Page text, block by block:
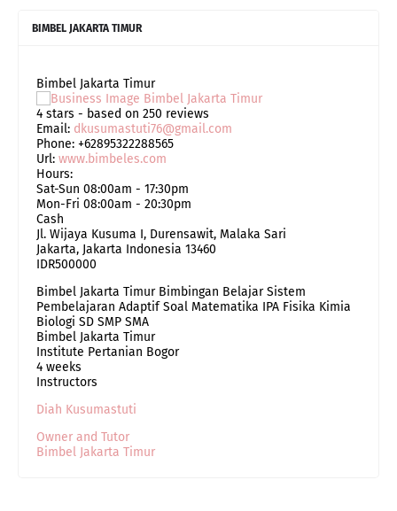
BIMBEL JAKARTA TIMUR
Bimbel Jakarta Timur
4 stars - based on 250 reviews
Email: dkusumastuti76@gmail.com
Phone: +62895322288565
Url: www.bimbeles.com
Hours:
Sat-Sun 08:00am - 17:30pm
Mon-Fri 08:00am - 20:30pm
Cash
Jl. Wijaya Kusuma I, Durensawit, Malaka Sari
Jakarta, Jakarta Indonesia 13460
IDR500000
Bimbel Jakarta Timur Bimbingan Belajar Sistem
Pembelajaran Adaptif Soal Matematika IPA Fisika Kimia
Biologi SD SMP SMA
Bimbel Jakarta Timur
Institute Pertanian Bogor
4 weeks
Instructors
Diah Kusumastuti
Owner and Tutor
Bimbel Jakarta Timur